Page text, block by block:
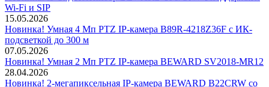
Wi-Fi и SIP
15.05.2026
Новинка! Умная 4 Мп PTZ IP-камера B89R-4218Z36F с ИК-
подсветкой до 300 м
07.05.2026
Новинка! Умная 2 Мп PTZ IP-камера BEWARD SV2018-MR12
28.04.2026
Новинка! 2-мегапиксельная IP-камера BEWARD B22CRW со